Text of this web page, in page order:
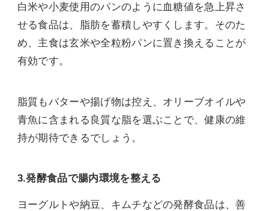
白米や小麦使用のパンのように血糖値を急上昇さ
せる食品は、脂肪を蓄積しやすくします。そのた
め、主食は玄米や全粒粉パンに置き換えることが
有効です。
脂質もバターや揚げ物は控え、オリーブオイルや
青魚に含まれる良質な脂を選ぶことで、健康の維
持が期待できるでしょう。
3.発酵食品で腸内環境を整える
ヨーグルトや納豆、キムチなどの発酵食品は、善